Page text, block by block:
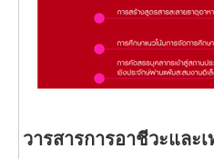
วารสารการอาชีวะแล